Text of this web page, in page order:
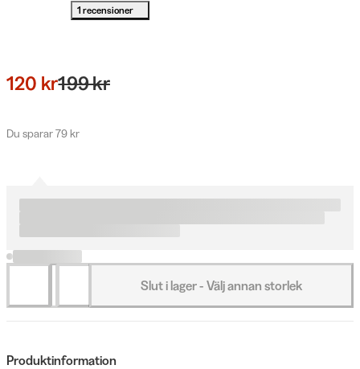
1 recensioner
120 kr199 kr
Du sparar 79 kr
Slut i lager - Välj annan storlek
Produktinformation